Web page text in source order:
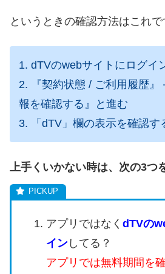
というときの確認方法はこれで
1. dTVのwebサイトにログイ
2. 『契約状態 / ご利用履歴』
報を確認する』と進む
3. 「dTV」欄の表示を確認す
上手くいかない時は、次の3つ
アプリではなく dTVの
インしてる？
アプリでは無料期間を